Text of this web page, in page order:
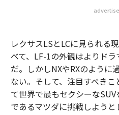
レクサスLSとLCに見られる
べて、LF-1の外観はよりド
だ。しかしNXやRXのように
ない。そして、注目すべき
て世界で最もセクシーな
であるマツダに挑戦しようと